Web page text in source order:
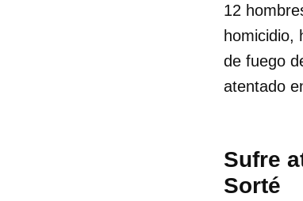
12
homicidio,
de fuego
atentado
Sufre
Sorté